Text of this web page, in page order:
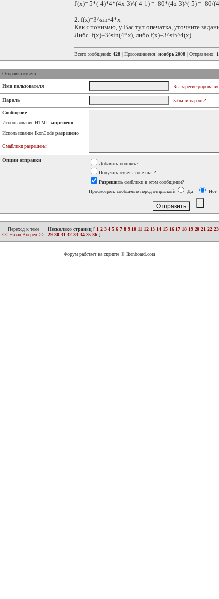
f'(x)= 5*(-4)*4*(4x-3)^(-4-1) = -80*(4x-3)^(-5) = -80/
----------
2. f(x)=3^sin^4*x
Как я понимаю, у Вас тут опечатка, уточните
Либо f(x)=3^sin(4*x), либо f(x)=3^sin^4(x)
Всего сообщений: 428 | Присоединился: ноябрь 2008 | Отправлено:
Отправка ответа:
Имя пользователя Вы
Пароль Забыли пароль?
Сообщение
Использование HTML запрещено
Использование IkonCode разрешено
Смайлики разрешены
Опции отправки
Добавить подпись?
Получать ответы по e-mail?
Разрешить смайлики в этом сообщении?
Просмотреть сообщение перед отправкой?
Да Нет
Переход к теме
<< Назад Вперед >>
Несколько страниц [ 1 2 3 4 5 6 7 8 9 10 11 12 13 14 15 16 17 18 19 20 21 22 23
29 30 31 32 33 34 35 36 ]
Форум работает на скрипте © Ikonboard.com